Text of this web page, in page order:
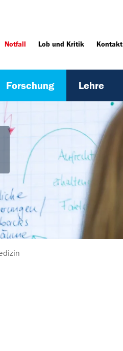
Notfall Lob und Kritik Kontakt
Forschung Lehre